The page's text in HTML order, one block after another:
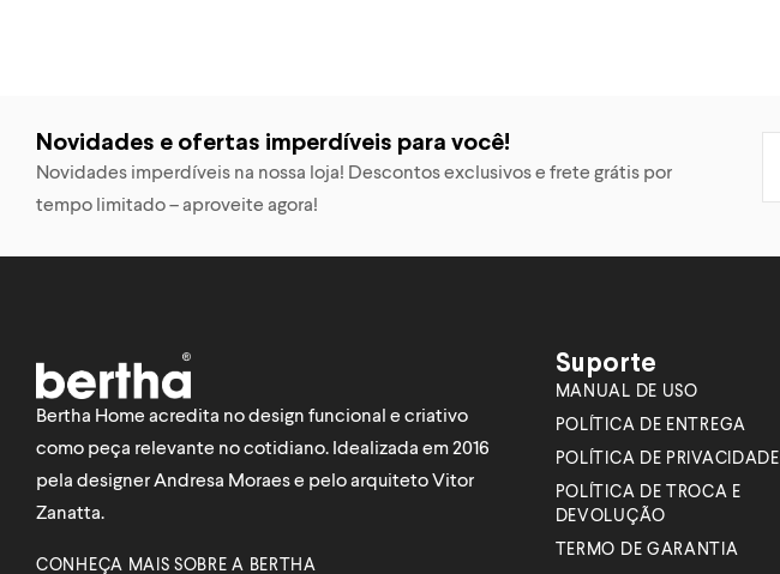
Novidades e ofertas imperdíveis para você!
Novidades imperdíveis na nossa loja! Descontos exclusivos e frete grátis por
tempo limitado – aproveite agora!
Bertha Home acredita no design funcional e criativo
como peça relevante no cotidiano. Idealizada em 2016
pela designer Andresa Moraes e pelo arquiteto Vitor
Zanatta.
CONHEÇA MAIS SOBRE A BERTHA
Suporte
MANUAL DE USO
POLÍTICA DE ENTREGA
POLÍTICA DE PRIVACIDADE
POLÍTICA DE TROCA E
DEVOLUÇÃO
TERMO DE GARANTIA